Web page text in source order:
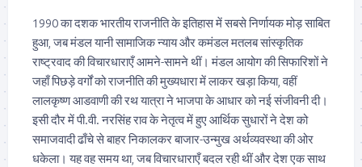
1990 का दशक भारतीय राजनीति के इतिहास में सबसे निर्णायक मोड़ साबित
हुआ, जब मंडल यानी सामाजिक न्याय और कमंडल मतलब सांस्कृतिक
राष्ट्रवाद की विचारधाराएँ आमने-सामने थीं। मंडल आयोग की सिफारिशों ने
जहाँ पिछड़े वर्गों को राजनीति की मुख्यधारा में लाकर खड़ा किया, वहीं
लालकृष्ण आडवाणी की रथ यात्रा ने भाजपा के आधार को नई संजीवनी दी।
इसी दौर में पी.वी. नरसिंह राव के नेतृत्व में हुए आर्थिक सुधारों ने देश को
समाजवादी ढाँचे से बाहर निकालकर बाजार-उन्मुख अर्थव्यवस्था की ओर
धकेला। यह वह समय था, जब विचारधाराएँ बदल रही थीं और देश एक साथ